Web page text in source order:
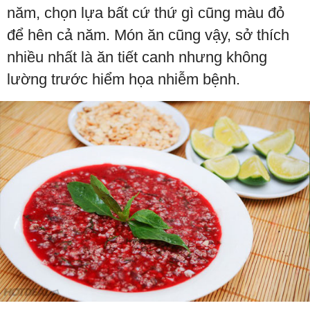
năm, chọn lựa bất cứ thứ gì cũng màu đỏ
để hên cả năm. Món ăn cũng vậy, sở thích
nhiều nhất là ăn tiết canh nhưng không
lường trước hiểm họa nhiễm bệnh.